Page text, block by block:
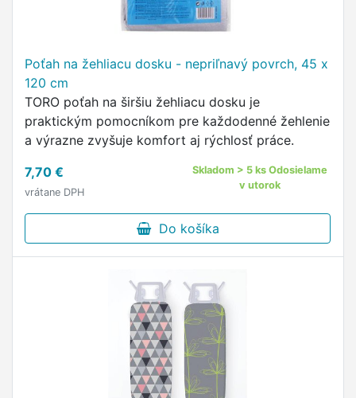
Poťah na žehliacu dosku - nepriľnavý povrch, 45 x
120 cm
TORO poťah na širšiu žehliacu dosku je
praktickým pomocníkom pre každodenné žehlenie
a výrazne zvyšuje komfort aj rýchlosť práce.
7,70 €
vrátane DPH
Skladom > 5 ks Odosielame
v utorok
Do košíka